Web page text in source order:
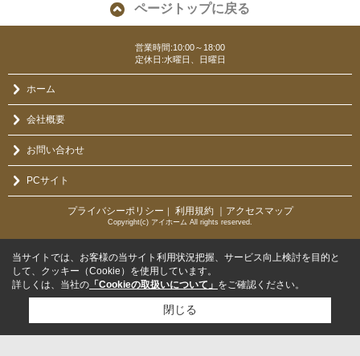
ページトップに戻る
営業時間:10:00～18:00
定休日:水曜日、日曜日
ホーム
会社概要
お問い合わせ
PCサイト
プライバシーポリシー ｜ 利用規約 ｜アクセスマップ
Copyright(c) アイホーム All rights reserved.
当サイトでは、お客様の当サイト利用状況把握、サービス向上検討を目的と
して、クッキー（Cookie）を使用しています。
詳しくは、当社の 「Cookieの取扱いについて」 をご確認ください。
閉じる